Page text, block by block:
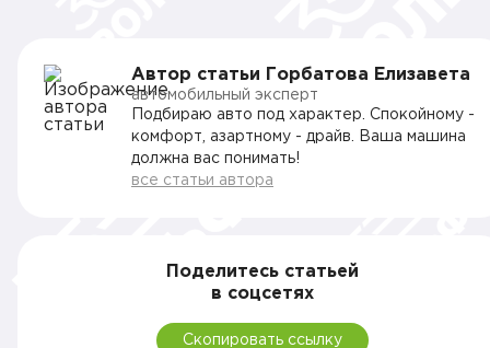
Автор статьи Горбатова Елизавета
автомобильный эксперт
Подбираю авто под характер. Спокойному -
комфорт, азартному - драйв. Ваша машина
должна вас понимать!
все статьи автора
Поделитесь статьей
в соцсетях
Скопировать ссылку